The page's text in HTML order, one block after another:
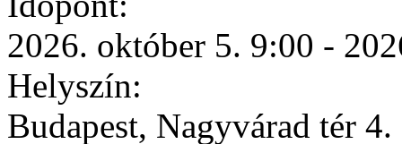
2026. október 5. 9:00 -
Helyszín:
Budapest, Nagyvárad tér